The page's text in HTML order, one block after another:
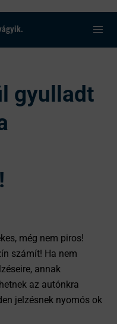
gyulladt
még nem piros!
számít! Ha nem
annak
az autónkra
jelzésnek nyomós ok